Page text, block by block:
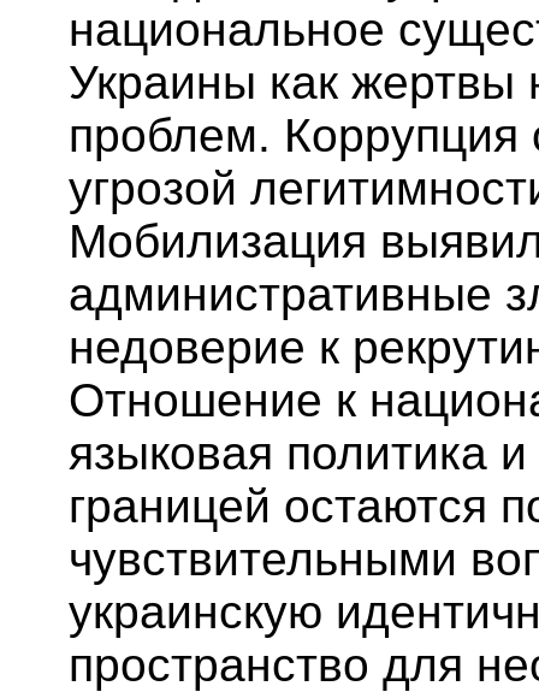
национальное
Украины как жертвы
проблем. Коррупция
угрозой
Мобилизация
административные
недоверие к
Отношение к
языковая политика
границей остаются
чувствительными
украинскую
пространство для